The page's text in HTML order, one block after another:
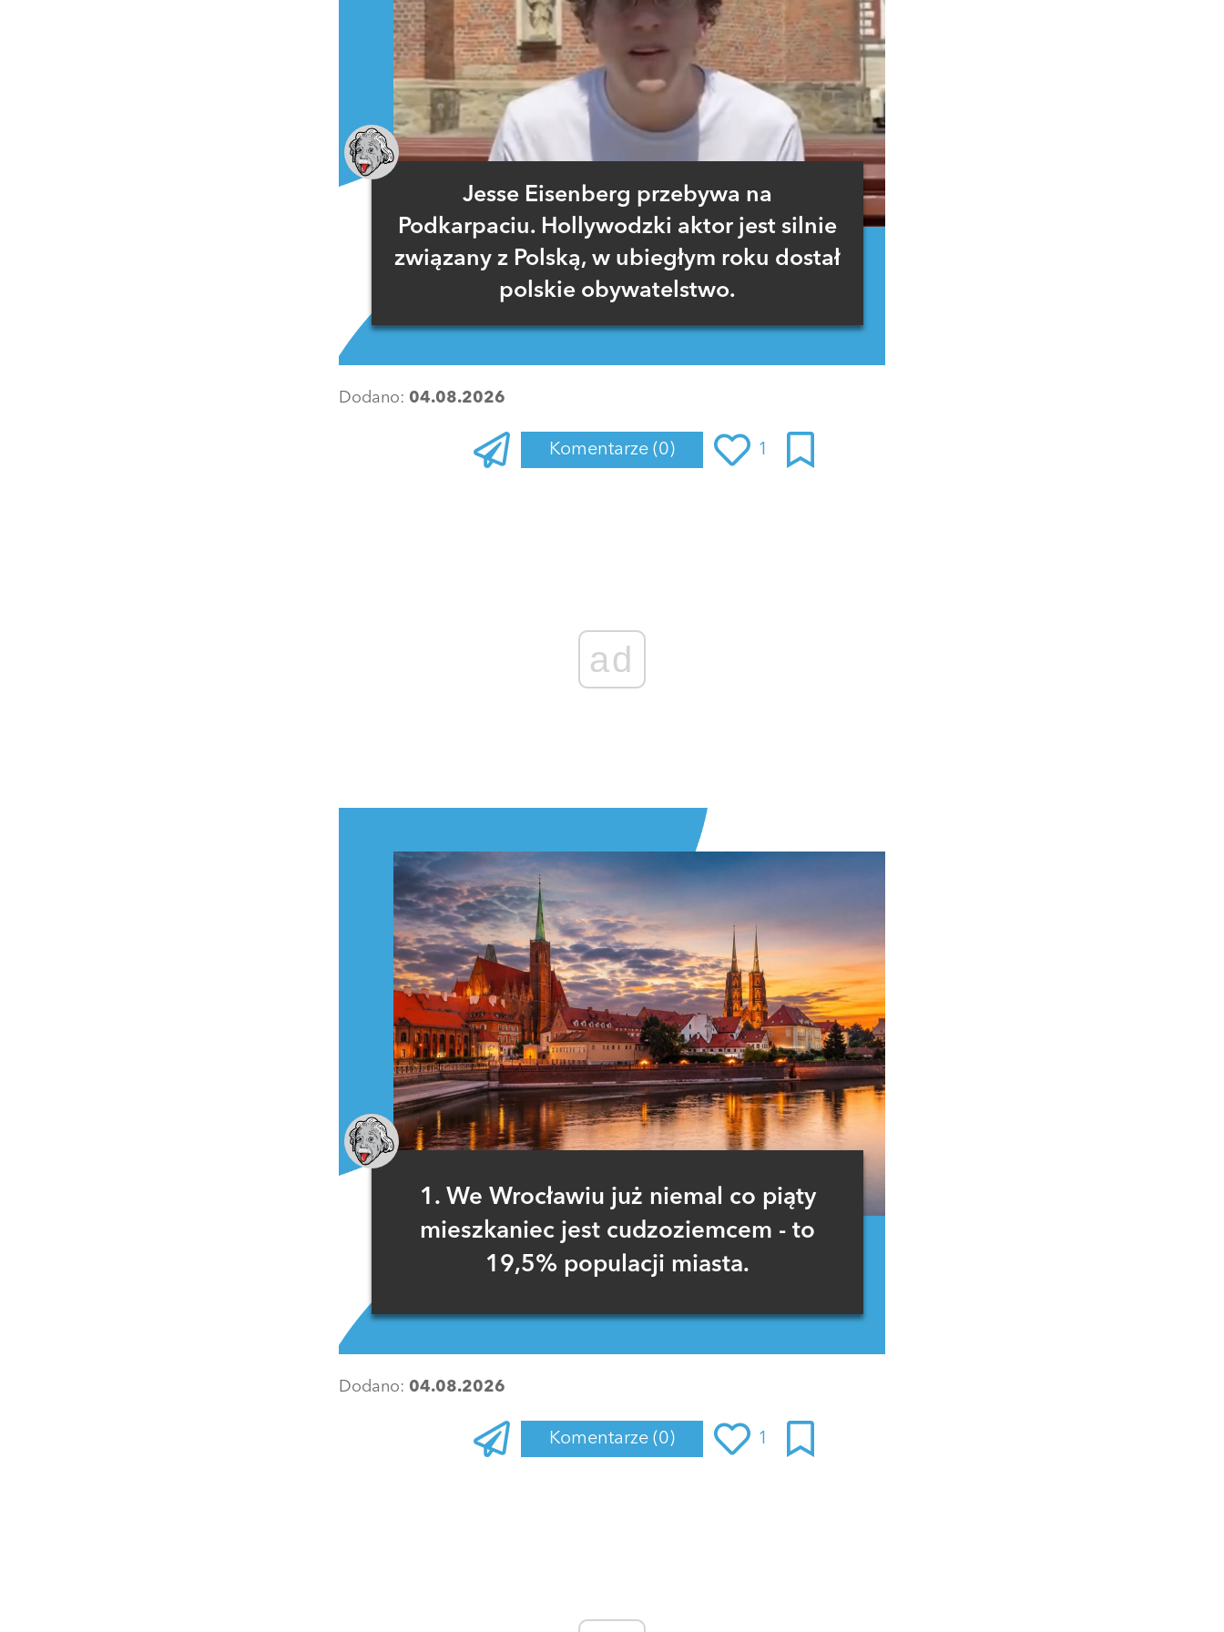
Jesse Eisenberg przebywa na
Podkarpaciu. Hollywodzki aktor jest silnie
związany z Polską, w ubiegłym roku dostał
polskie obywatelstwo.
Dodano: 04.08.2026
Komentarze (0) 1
ad
1. We Wrocławiu już niemal co piąty
mieszkaniec jest cudzoziemcem - to
19,5% populacji miasta.
Dodano: 04.08.2026
Komentarze (0) 1